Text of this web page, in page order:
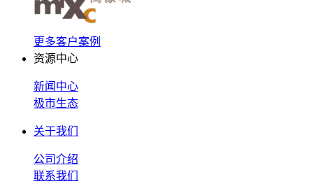
更多客户案例
资源中心
新闻中心
极市生态
关于我们
公司介绍
联系我们